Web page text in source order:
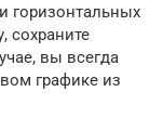
горизонтальных
сохраните
вы всегда
графике из